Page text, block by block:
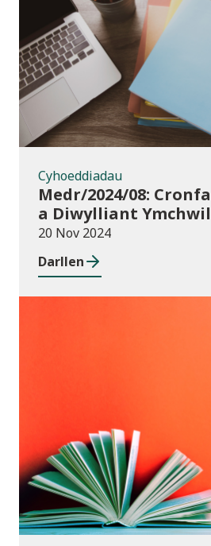
Cyhoeddiadau
Medr/2024/08:
a Diwylliant
(WREC) 2024/25
20 Nov 2024
Darllen